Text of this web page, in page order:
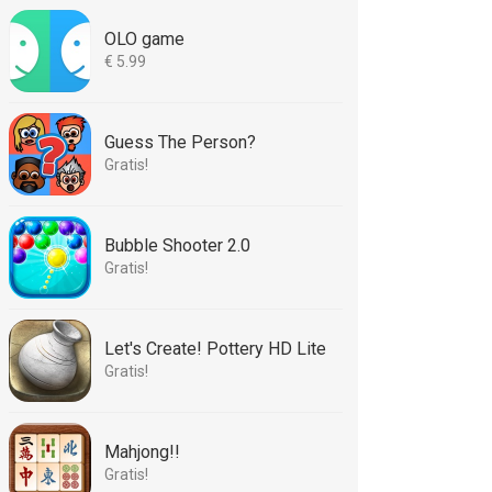
OLO game
€ 5.99
Guess The Person?
Gratis!
Bubble Shooter 2.0
Gratis!
Let's Create! Pottery HD Lite
Gratis!
Mahjong!!
Gratis!